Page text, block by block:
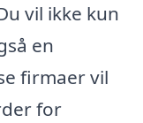
vil ikke kun
en
firmaer vil
for